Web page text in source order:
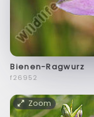
Bienen-Ragwurz
f26952
Zoom